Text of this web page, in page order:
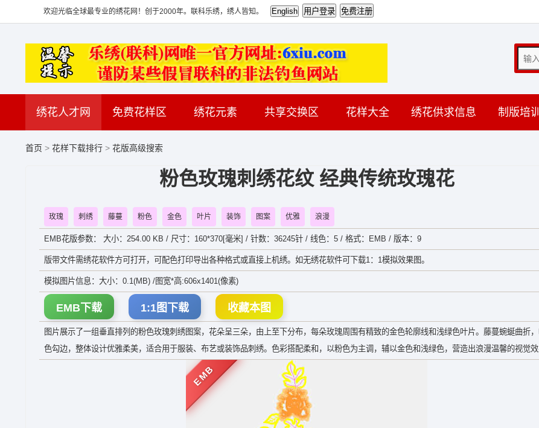
欢迎光临全球最专业的绣花网！创于2000年。联科乐绣，绣人皆知。
绣花人才网 免费花样区 绣花元素 共享交换区 花样大全 绣花供求信息 制版培训
首页 > 花样下载排行 > 花版高级搜索
粉色玫瑰刺绣花纹 经典传统玫瑰花
玫瑰 刺绣 藤蔓 粉色 金色 叶片 装饰 图案 优雅 浪漫
EMB花版参数： 大小：254.00 KB / 尺寸：160*370[毫米] / 针数：36245针 / 线色：5 / 格式：EMB / 版本：9
版带文件需绣花软件方可打开，可配色打印导出各种格式或直接上机绣。如无绣花软件可下载1：1模拟效果图。
模拟图片信息：大小：0.1(MB) /图宽*高:606x1401(像素)
EMB下载 1:1图下载 收藏本图
图片展示了一组垂直排列的粉色玫瑰刺绣图案，花朵呈三朵，由上至下分布，每朵玫瑰周围有精致的金色轮廓线和浅绿色叶片。藤蔓蜿蜒曲折
色勾边，整体设计优雅柔美，适合用于服装、布艺或装饰品刺绣。色彩搭配柔和，以粉色为主调，辅以金色和浅绿色，营造出浪漫温馨的视觉效
EMB